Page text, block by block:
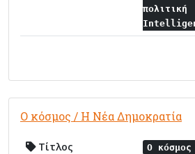
πολιτική
Ο κόσμος / Η Νέα Δημοκρατία
Τίτλος
Ο